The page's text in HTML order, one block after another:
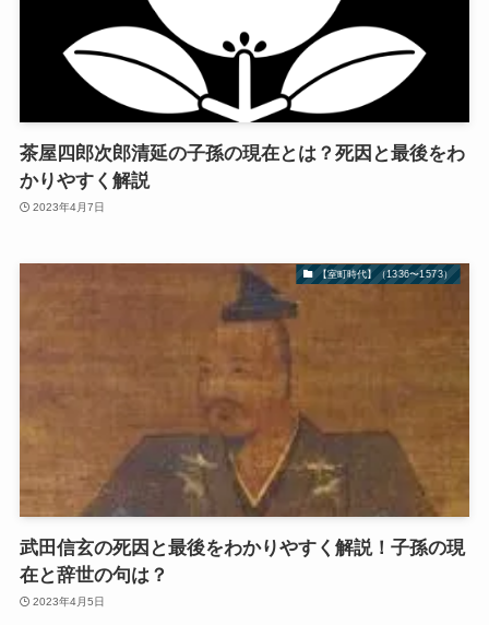
茶屋四郎次郎清延の子孫の現在とは？死因と最後をわ
かりやすく解説
2023年4月7日
【室町時代】（1336〜1573）
武田信玄の死因と最後をわかりやすく解説！子孫の現
在と辞世の句は？
2023年4月5日